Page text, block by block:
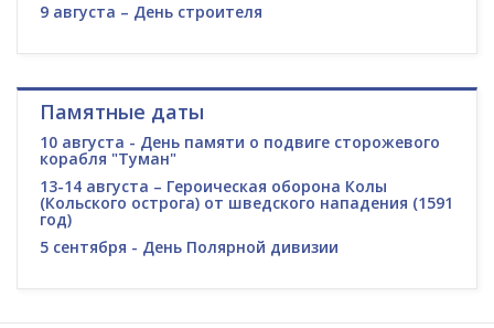
9 августа – День строителя
Памятные даты
10 августа - День памяти о подвиге сторожевого
корабля "Туман"
13-14 августа – Героическая оборона Колы
(Кольского острога) от шведского нападения (1591
год)
5 сентября - День Полярной дивизии